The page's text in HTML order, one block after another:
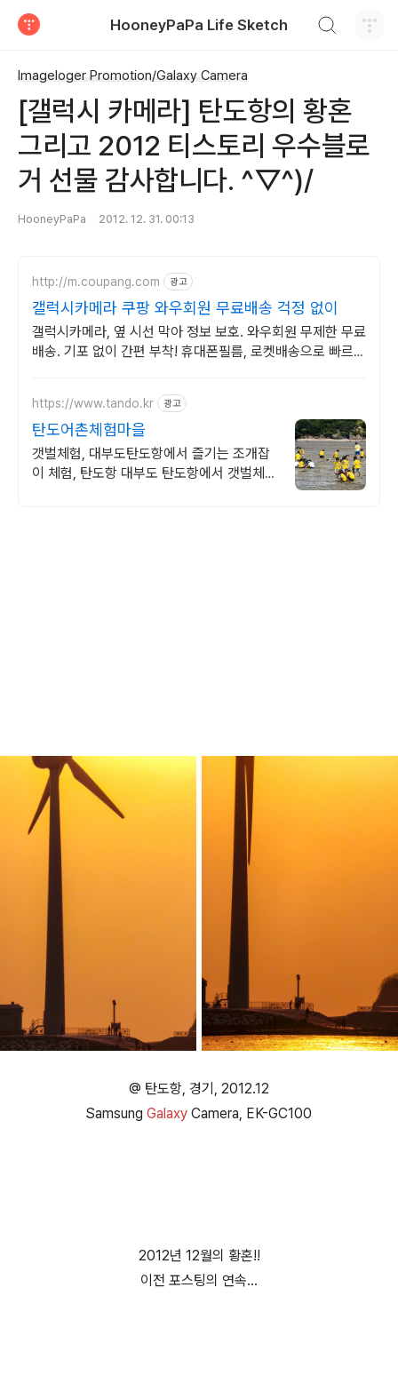
HooneyPaPa Life Sketch
Imageloger Promotion/Galaxy Camera
[갤럭시 카메라] 탄도항의 황혼
그리고 2012 티스토리 우수블로
거 선물 감사합니다. ^▽^)/
HooneyPaPa 2012. 12. 31. 00:13
http://m.coupang.com 광고
갤럭시카메라 쿠팡 와우회원 무료배송 걱정 없이
갤럭시카메라, 옆 시선 막아 정보 보호. 와우회원 무제한 무료
배송. 기포 없이 간편 부착! 휴대폰필름, 로켓배송으로 빠르게
https://www.tando.kr 광고
탄도어촌체험마을
갯벌체험, 대부도탄도항에서 즐기는 조개잡
이 체험, 탄도항 대부도 탄도항에서 갯벌체험
@ 탄도항, 경기, 2012.12
Samsung Galaxy Camera, EK-GC100
2012년 12월의 황혼!!
이전 포스팅의 연속...